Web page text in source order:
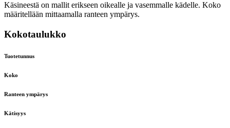
Käsineestä on mallit erikseen oikealle ja vasemmalle kädelle. Koko
määritellään mittaamalla ranteen ympärys.
Kokotaulukko
Tuotetunnus
Koko
Ranteen ympärys
Kätisyys